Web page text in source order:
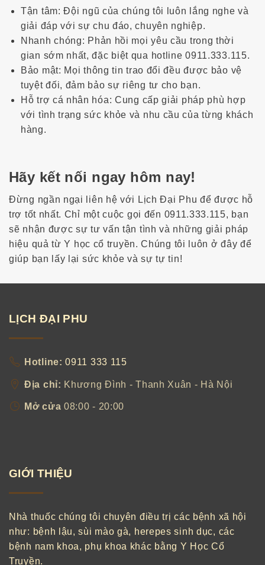
Tận tâm: Đội ngũ của chúng tôi luôn lắng nghe và
giải đáp với sự chu đáo, chuyên nghiệp.
Nhanh chóng: Phản hồi mọi yêu cầu trong thời
gian sớm nhất, đặc biệt qua hotline0911.333.115.
Bảo mật: Mọi thông tin trao đổi đều được bảo vệ
tuyệt đối, đảm bảo sự riêng tư cho bạn.
Hỗ trợ cá nhân hóa: Cung cấp giải pháp phù hợp
với tình trạng sức khỏe và nhu cầu của từng khách
hàng.
Hãy kết nối ngay hôm nay!
Đừng ngần ngại liên hệ với Lịch Đại Phu để được hỗ
trợ tốt nhất. Chỉ một cuộc gọi đến 0911.333.115, bạn
sẽ nhận được sự tư vấn tận tình và những giải pháp
hiệu quả từY học cổ truyền. Chúng tôi luôn ở đây để
giúp bạn lấy lại sức khỏe và sự tự tin!
LỊCH ĐẠI PHU
Hotline: 0911 333 115
Địa chỉ: Khương Đình - Thanh Xuân - Hà Nội
Mở cửa 08:00 - 20:00
GIỚI THIỆU
Nhà thuốc chúng tôi chuyên điều trị các bệnh xã hội
như: bệnh lậu, sùi mào gà, herepes sinh dục, các
bệnh nam khoa, phụ khoa khác bằng Y Học Cổ
Truyền.